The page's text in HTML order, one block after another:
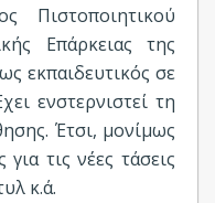
Πιστοποιητικού
Επάρκειας της
εκπαιδευτικός σε
ενστερνιστεί τη
Έτσι, μονίμως
τις νέες τάσεις
κ.ά.